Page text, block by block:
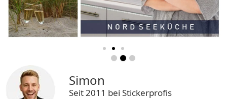
Simon
Seit 2011 bei Stickerprofis